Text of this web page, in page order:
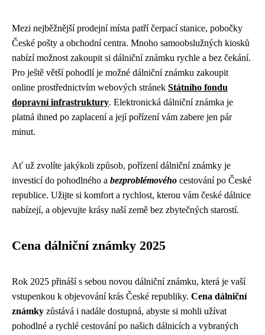
Mezi nejběžnější prodejní místa patří čerpací stanice, pobočky
České pošty a obchodní centra. Mnoho samoobslužných kiosků
nabízí možnost zakoupit si dálniční známku rychle a bez čekání.
Pro ještě větší pohodlí je možné dálniční známku zakoupit
online prostřednictvím webových stránek Státního fondu
dopravní infrastruktury. Elektronická dálniční známka je
platná ihned po zaplacení a její pořízení vám zabere jen pár
minut.
Ať už zvolíte jakýkoli způsob, pořízení dálniční známky je
investicí do pohodlného a bezproblémového cestování po České
republice. Užijte si komfort a rychlost, kterou vám české dálnice
nabízejí, a objevujte krásy naší země bez zbytečných starostí.
Cena dálniční známky 2025
Rok 2025 přináší s sebou novou dálniční známku, která je vaší
vstupenkou k objevování krás České republiky. Cena dálniční
známky zůstává i nadále dostupná, abyste si mohli užívat
pohodlné a rychlé cestování po našich dálnicích a vybraných